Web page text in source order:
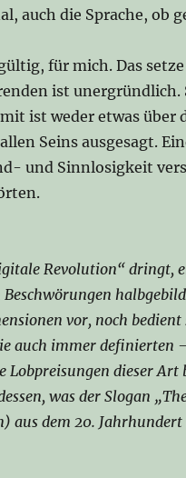
auch die Sprache, ob
für mich. Das
ist unergründlich.
ist weder etwas über
Seins ausgesagt.
und Sinnlosigkeit
Revolution“ dringt,
vor, noch
auch immer definierten
Lobpreisungen dieser Art
was der Slogan
aus dem 20. Jahrhundert